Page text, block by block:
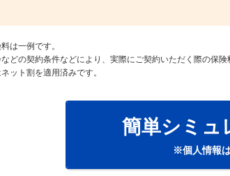
は一例です。
どの契約条件などにより、実際にご契約いただく際の保
ット割を適用済みです。
簡単シミュ
※個人情報